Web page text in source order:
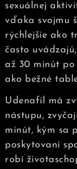
sexuálnej
vďaka svojmu
rýchlejšie ako
často
až 30 minút po
ako bežné
Udenafil má
nástupu,
minút, kým sa
poskytovaní
robí